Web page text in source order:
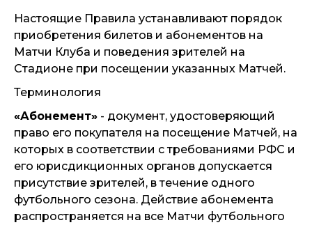
Настоящие Правила устанавливают порядок
приобретения билетов и абонементов на
Матчи Клуба и поведения зрителей на
Стадионе при посещении указанных Матчей.
Терминология
«Абонемент» - документ, удостоверяющий
право его покупателя на посещение Матчей, на
которых в соответствии с требованиями РФС и
его юрисдикционных органов допускается
присутствие зрителей, в течение одного
футбольного сезона. Действие абонемента
распространяется на все Матчи футбольного